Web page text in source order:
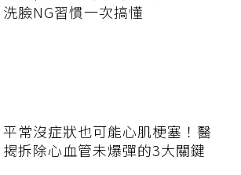
洗臉NG習慣一次搞懂
平常沒症狀也可能心肌梗塞！醫
揭拆除心血管未爆彈的3大關鍵